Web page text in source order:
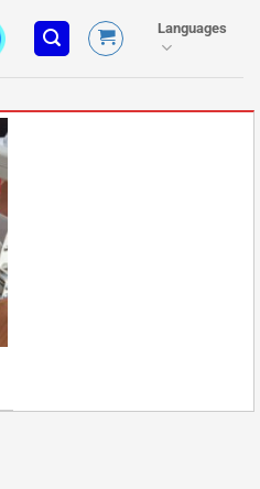
Languages